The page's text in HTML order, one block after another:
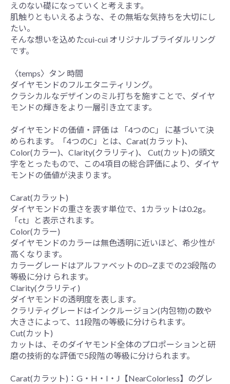
えのない礎になっていくと考えます。
肌触りともいえるような、その無垢な気持ちを大切にし
たい。
そんな想いを込めたcui-cui オリジナルブライダルリング
です。
〈temps〉タン 時間
ダイヤモンドのフルエタニティリング。
クラシカルなデザインのミル打ちを施すことで、ダイヤ
モンドの輝きをより一層引き立てます。
ダイヤモンドの価値・評価 は 「4つのC」 に基づいて決
められます。「4つのC」とは、Carat(カラット)、
Color(カラー)、Clarity(クラリティ)、 Cut(カット)の頭文
字をとったもので、この4項目の総合評価により、ダイヤ
モンドの価値が決まります。
Carat(カラット)
ダイヤモンドの重さを表す単位で、1カラットは0.2g。
「ct」と表示されます。
Color(カラー)
ダイヤモンドのカラーは無色透明に近いほど、希少性が
高くなります。
カラーグレードはアルファベットのD~Zまでの23段階の
等級に分け られます。
Clarity(クラリティ)
ダイヤモンドの透明度を表します。
クラリティグレードはインクルージョン(内包物)の数や
大きさによって、11段階の等級に分けられます。
Cut(カット)
カットは、そのダイヤモンド全体のプロポーションと研
磨の技術的な評価で5段階の等級に分けられます。
Carat(カラット)：G・H・I・J【NearColorless】のグレ